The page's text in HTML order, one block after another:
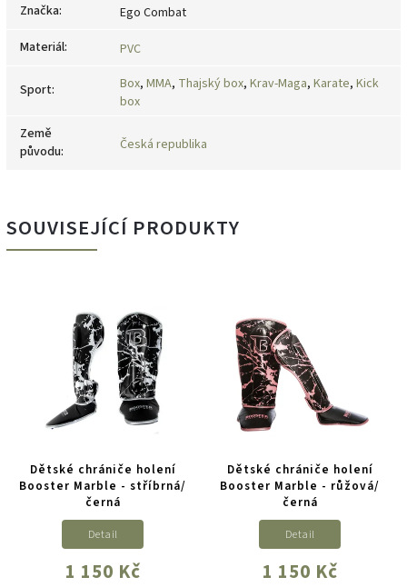
Značka:
Ego Combat
Materiál: PVC
Sport: Box, MMA, Thajský box, Krav-Maga, Karate, Kick
box
Země
původu: Česká republika
SOUVISEJÍCÍ PRODUKTY
Dětské chrániče holení
Booster Marble - stříbrná/
černá
1 150 Kč
Detail
Dětské chrániče holení
Booster Marble - růžová/
černá
1 150 Kč
Detail